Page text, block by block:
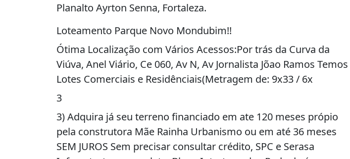
Planalto Ayrton Senna, Fortaleza.
Loteamento Parque Novo Mondubim!!
Ótima Localização com Vários Acessos:Por trás da Curva da
Viúva, Anel Viário, Ce 060, Av N, Av Jornalista Jõao Ramos Temos
Lotes Comerciais e Residênciais(Metragem de: 9x33 / 6x
3
3) Adquira já seu terreno financiado em ate 120 meses própio
pela construtora Mãe Rainha Urbanismo ou em até 36 meses
SEM JUROS Sem precisar consultar crédito, SPC e Serasa